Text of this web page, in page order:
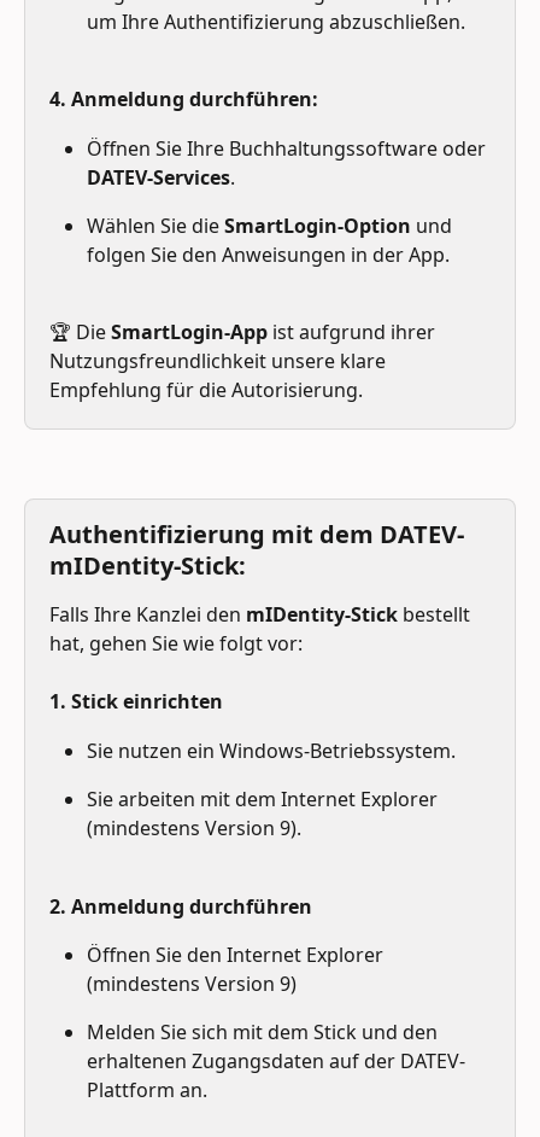
um Ihre Authentifizierung abzuschließen.
4. Anmeldung durchführen:
Öffnen Sie Ihre Buchhaltungssoftware oder
DATEV-Services.
Wählen Sie die SmartLogin-Option und
folgen Sie den Anweisungen in der App.
🏆 Die SmartLogin-App ist aufgrund ihrer
Nutzungsfreundlichkeit unsere klare
Empfehlung für die Autorisierung.
Authentifizierung mit dem DATEV-
mIDentity-Stick:
Falls Ihre Kanzlei den mIDentity-Stick bestellt
hat, gehen Sie wie folgt vor:
1. Stick einrichten
Sie nutzen ein Windows-Betriebssystem.
Sie arbeiten mit dem Internet Explorer
(mindestens Version 9).
2. Anmeldung durchführen
Öffnen Sie den Internet Explorer
(mindestens Version 9)
Melden Sie sich mit dem Stick und den
erhaltenen Zugangsdaten auf der DATEV-
Plattform an.